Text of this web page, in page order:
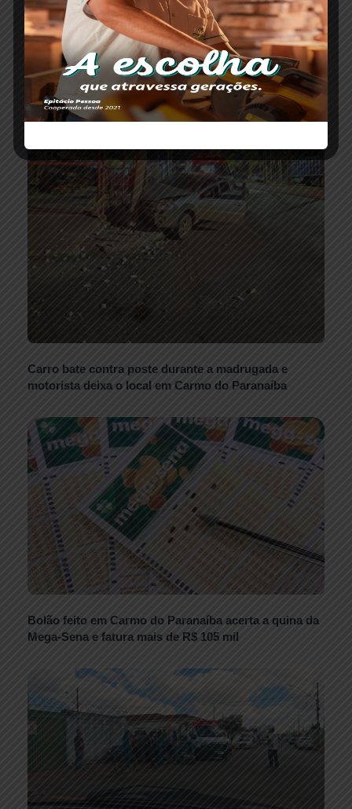
Carro bate contra poste durante a madrugada e
motorista deixa o local em Carmo do Paranaíba
Bolão feito em Carmo do Paranaíba acerta a quina da
Mega-Sena e fatura mais de R$ 105 mil